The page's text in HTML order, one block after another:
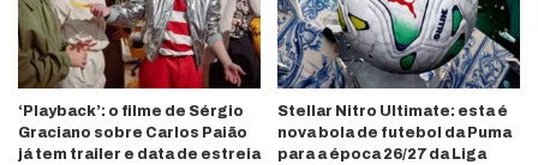
‘Playback’: o filme de Sérgio
Graciano sobre Carlos Paião
já tem trailer e data de estreia
Stellar Nitro Ultimate: esta é
nova bola de futebol da Puma
para a época 26/27 da Liga